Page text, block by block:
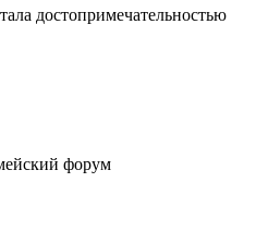
достопримечательностью
форум